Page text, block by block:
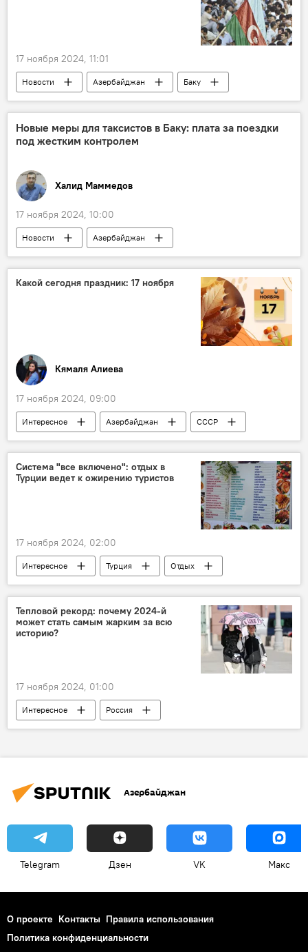
17 ноября 2024, 11:01
Новости Азербайджан
Баку
День национального возрождения
Праздник
Милли Меджлис
Гейдар Алиев
Новые меры для таксистов в Баку: плата за поездки
под жестким контролем
Халид Маммедов
17 ноября 2024, 10:00
Новости
Азербайджан
Азербайджанское агентство наземного транспорта
Министерство цифрового развития и транспорта Азербайджана
Какой сегодня праздник: 17 ноября
Кямаля Алиева
17 ноября 2024, 09:00
Интересное Азербайджан
СССР
Россия
История
Справка
События и даты
Ильхам Алиев
Президент
Кто сегодня родился
Культура
ядерная бомба
Ковры
Мода и стиль
Карабах
Армения
Система "все включено": отдых в
Турции ведет к ожирению туристов
17 ноября 2024, 02:00
Интересное Турция
Отдых
Туризм
Реджеп Тайип Эрдоган
Президент
система all inclusive
Инфляция
Тепловой рекорд: почему 2024-й
может стать самым жарким за всю
историю?
17 ноября 2024, 01:00
Интересное
Россия
Изменения климата
Аномальная жара
Азербайджан
Telegram Дзен VK Макс
О проекте Контакты Правила использования
Политика конфиденциальности